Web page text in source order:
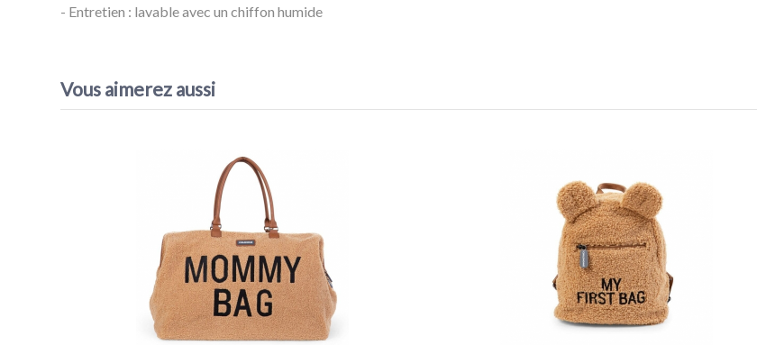
- Entretien : lavable avec un chiffon humide
Vous aimerez aussi